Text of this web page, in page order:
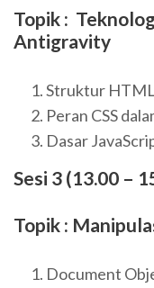
Topik :
Antigravity
Struktur
Peran CSS
Dasar
Sesi 3 (13.00 –
Topik :
Document